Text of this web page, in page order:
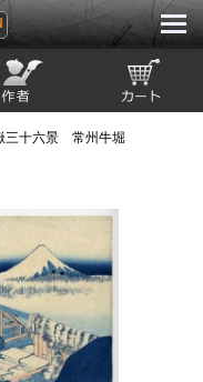
三十六景 常州牛堀